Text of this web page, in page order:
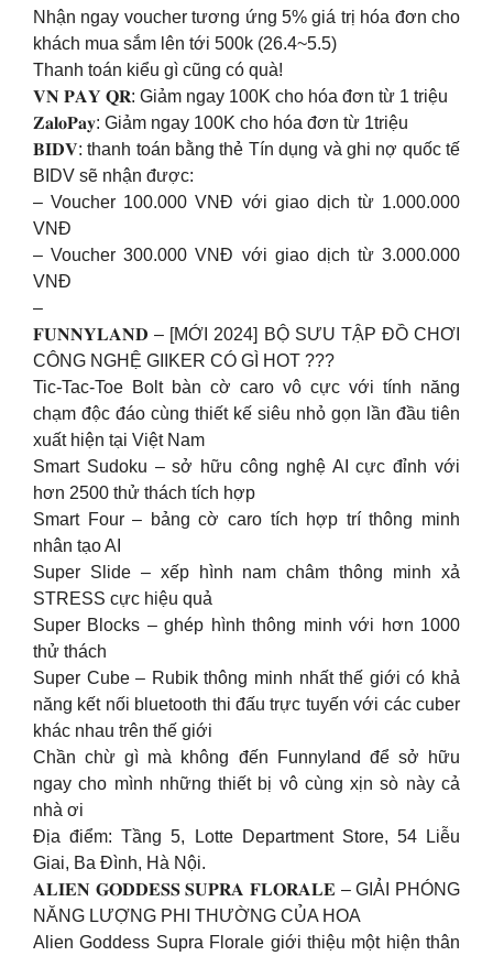
Nhận ngay voucher tương ứng 5% giá trị hóa đơn cho
khách mua sắm lên tới 500k (26.4~5.5)
Thanh toán kiểu gì cũng có quà!
𝐕𝐍 𝐏𝐀𝐘 𝐐𝐑: Giảm ngay 100K cho hóa đơn từ 1 triệu
𝐙𝐚𝐥𝐨𝐏𝐚𝐲: Giảm ngay 100K cho hóa đơn từ 1triệu
𝐁𝐈𝐃𝐕: thanh toán bằng thẻ Tín dụng và ghi nợ quốc tế
BIDV sẽ nhận được:
– Voucher 100.000 VNĐ với giao dịch từ 1.000.000
VNĐ
– Voucher 300.000 VNĐ với giao dịch từ 3.000.000
VNĐ
–
𝐅𝐔𝐍𝐍𝐘𝐋𝐀𝐍𝐃 – [MỚI 2024] BỘ SƯU TẬP ĐỒ CHƠI
CÔNG NGHỆ GIIKER CÓ GÌ HOT ???
Tic-Tac-Toe Bolt bàn cờ caro vô cực với tính năng
chạm độc đáo cùng thiết kế siêu nhỏ gọn lần đầu tiên
xuất hiện tại Việt Nam
Smart Sudoku – sở hữu công nghệ AI cực đỉnh với
hơn 2500 thử thách tích hợp
Smart Four – bảng cờ caro tích hợp trí thông minh
nhân tạo AI
Super Slide – xếp hình nam châm thông minh xả
STRESS cực hiệu quả
Super Blocks – ghép hình thông minh với hơn 1000
thử thách
Super Cube – Rubik thông minh nhất thế giới có khả
năng kết nối bluetooth thi đấu trực tuyến với các cuber
khác nhau trên thế giới
Chần chừ gì mà không đến Funnyland để sở hữu
ngay cho mình những thiết bị vô cùng xịn sò này cả
nhà ơi
Địa điểm: Tầng 5, Lotte Department Store, 54 Liễu
Giai, Ba Đình, Hà Nội.
𝐀𝐋𝐈𝐄𝐍 𝐆𝐎𝐃𝐃𝐄𝐒𝐒 𝐒𝐔𝐏𝐑𝐀 𝐅𝐋𝐎𝐑𝐀𝐋𝐄 – GIẢI PHÓNG
NĂNG LƯỢNG PHI THƯỜNG CỦA HOA
Alien Goddess Supra Florale giới thiệu một hiện thân